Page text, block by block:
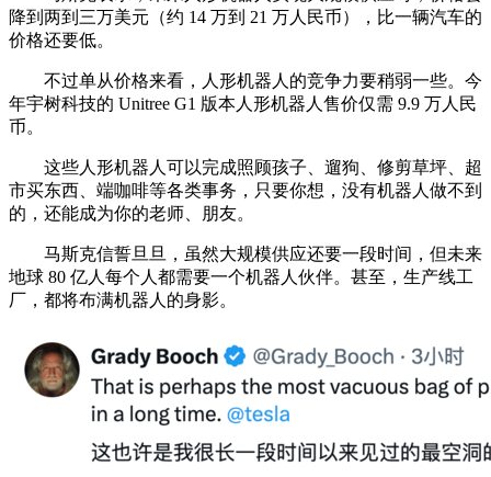
降到两到三万美元（约 14 万到 21 万人民币），比一辆汽车的
价格还要低。
不过单从价格来看，人形机器人的竞争力要稍弱一些。今
年宇树科技的 Unitree G1 版本人形机器人售价仅需 9.9 万人民
币。
这些人形机器人可以完成照顾孩子、遛狗、修剪草坪、超
市买东西、端咖啡等各类事务，只要你想，没有机器人做不到
的，还能成为你的老师、朋友。
马斯克信誓旦旦，虽然大规模供应还要一段时间，但未来
地球 80 亿人每个人都需要一个机器人伙伴。甚至，生产线工
厂，都将布满机器人的身影。